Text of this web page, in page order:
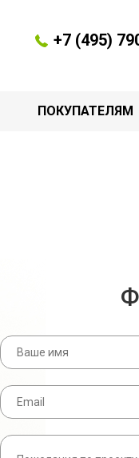
+7 (495)
ПОКУПАТЕЛЯМ